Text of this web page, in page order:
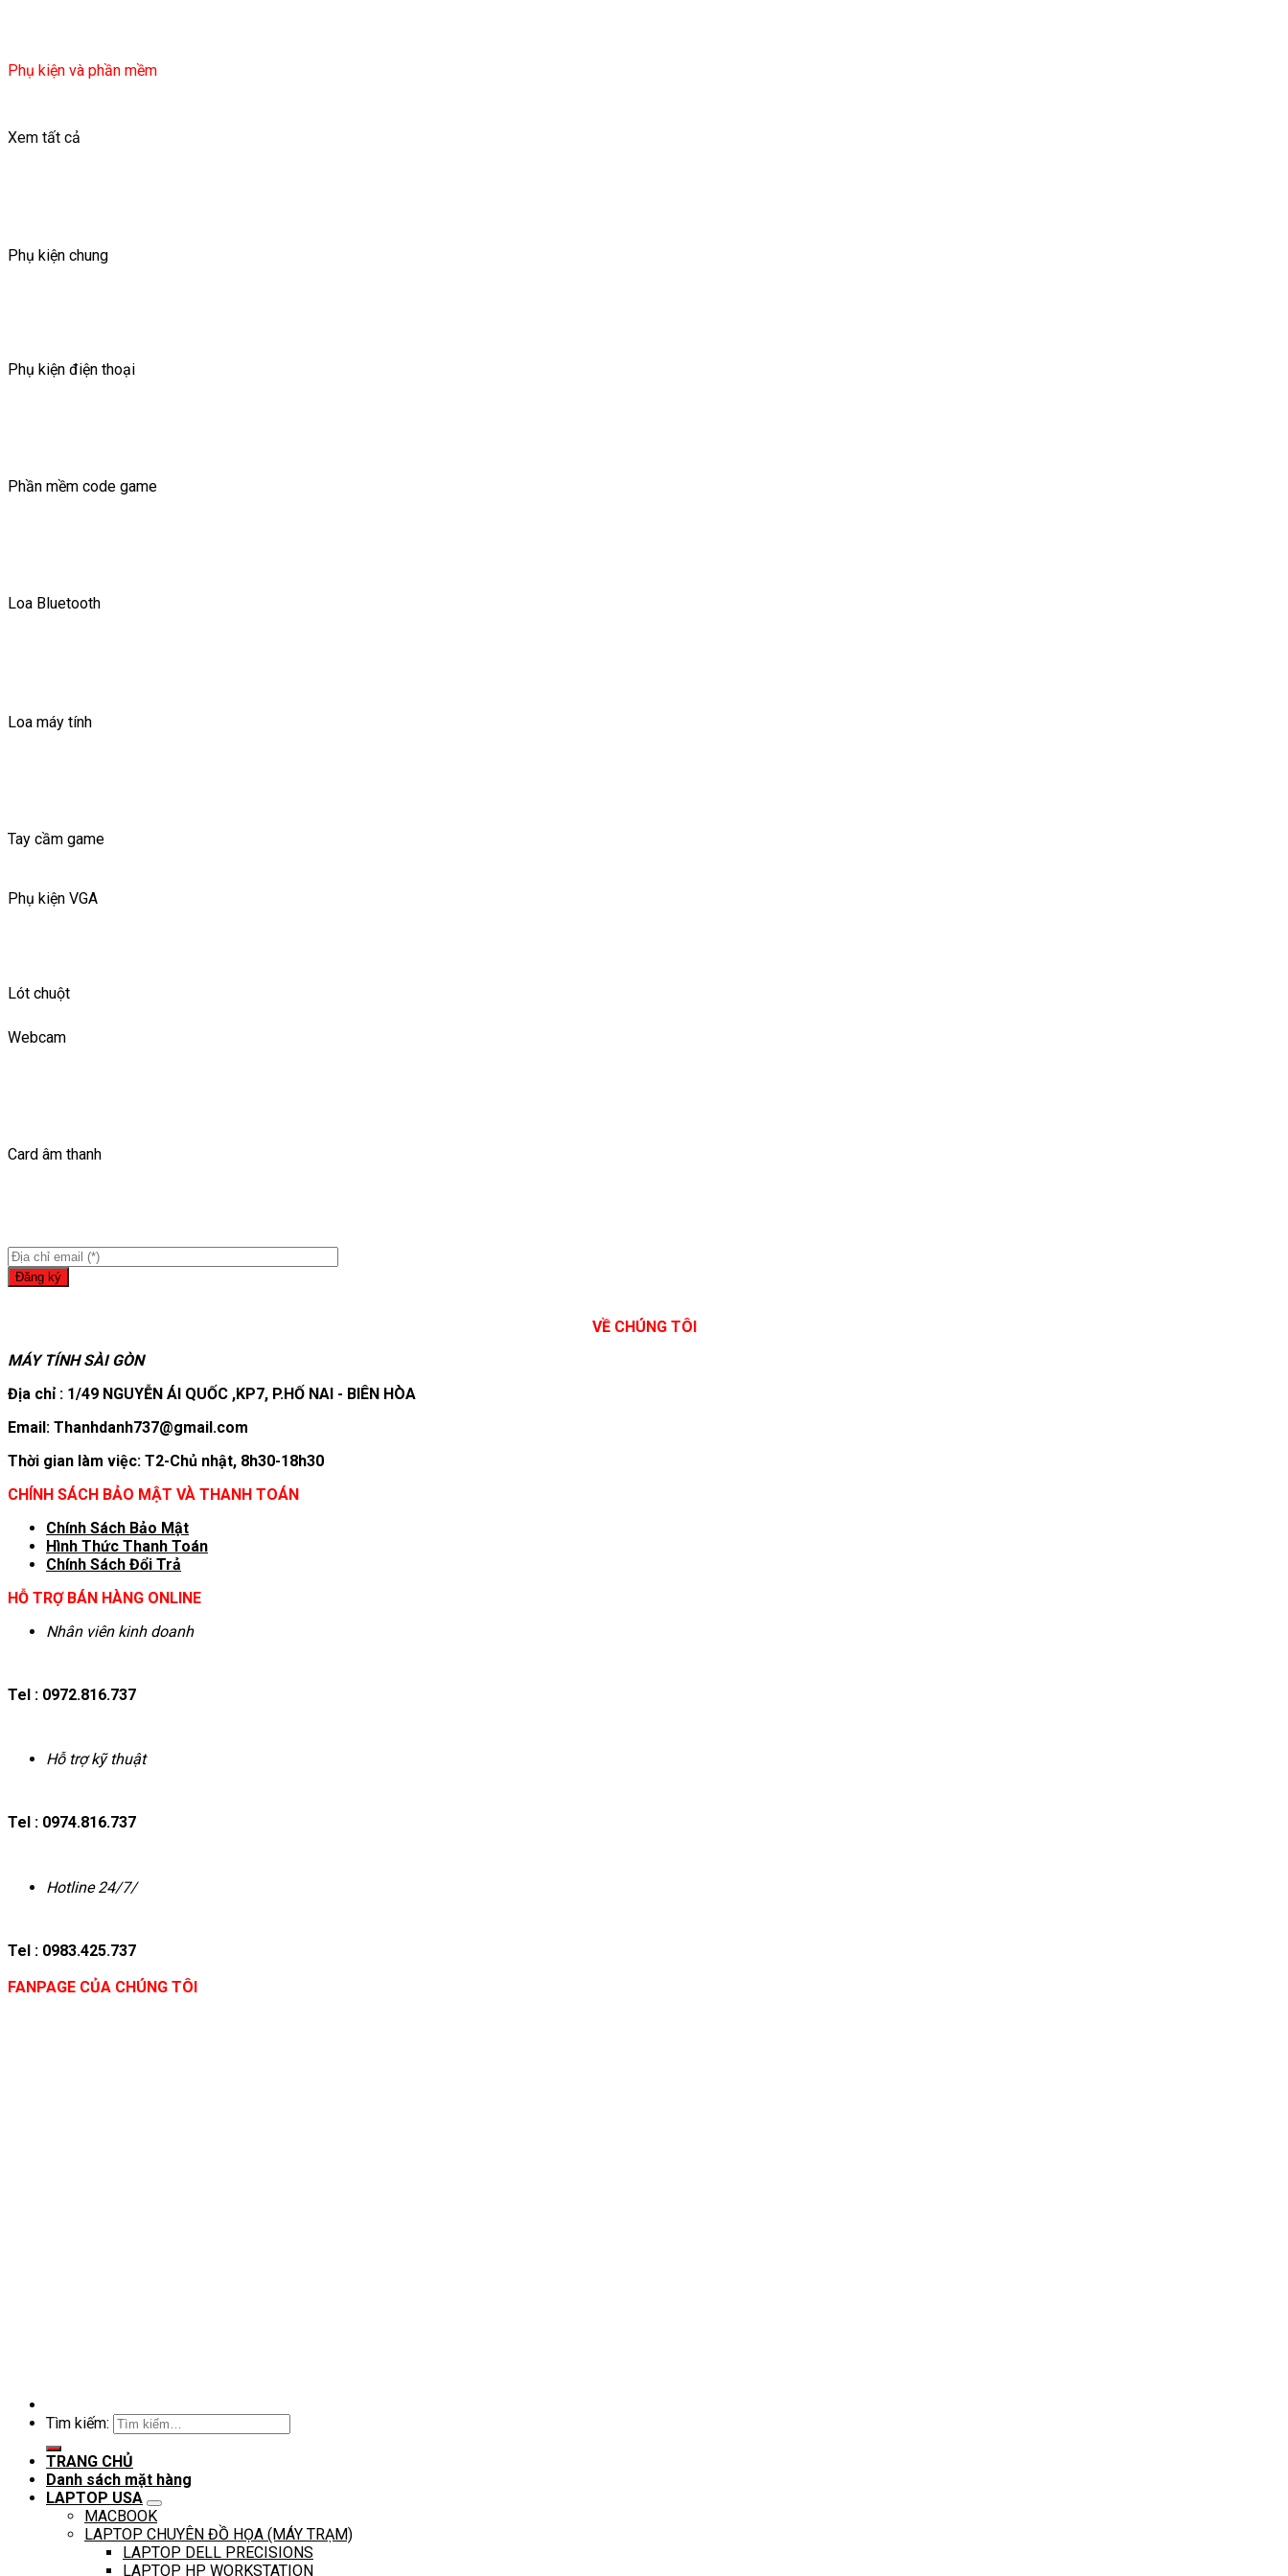
Phụ kiện và phần mềm
Xem tất cả
Phụ kiện chung
Phụ kiện điện thoại
Phần mềm code game
Loa Bluetooth
Loa máy tính
Tay cầm game
Phụ kiện VGA
Lót chuột
Webcam
Card âm thanh
VỀ CHÚNG TÔI
MÁY TÍNH SÀI GÒN
Địa chỉ : 1/49 NGUYỄN ÁI QUỐC ,KP7, P.HỐ NAI - BIÊN HÒA
Email: Thanhdanh737@gmail.com
Thời gian làm việc: T2-Chủ nhật, 8h30-18h30
CHÍNH SÁCH BẢO MẬT VÀ THANH TOÁN
Chính Sách Bảo Mật
Hình Thức Thanh Toán
Chính Sách Đổi Trả
HỖ TRỢ BÁN HÀNG ONLINE
Nhân viên kinh doanh
Tel : 0972.816.737
Hỗ trợ kỹ thuật
Tel : 0974.816.737
Hotline 24/7/
Tel : 0983.425.737
FANPAGE CỦA CHÚNG TÔI
Tìm kiếm:
TRANG CHỦ
Danh sách mặt hàng
LAPTOP USA
MACBOOK
LAPTOP CHUYÊN ĐỒ HỌA (MÁY TRẠM)
LAPTOP DELL PRECISIONS
LAPTOP HP WORKSTATION